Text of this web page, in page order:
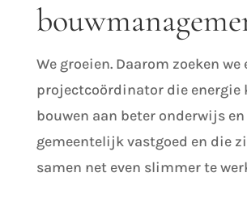
We groeien. Daarom zoeken we
projectcoördinator die energie
bouwen aan beter onderwijs en
gemeentelijk vastgoed en die
samen net even slimmer te